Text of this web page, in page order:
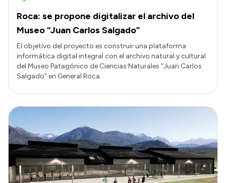
Roca: se propone digitalizar el archivo del
Museo “Juan Carlos Salgado”
El objetivo del proyecto es construir una plataforma
informática digital integral con el archivo natural y cultural
del Museo Patagónico de Ciencias Naturales “Juan Carlos
Salgado” en General Roca.